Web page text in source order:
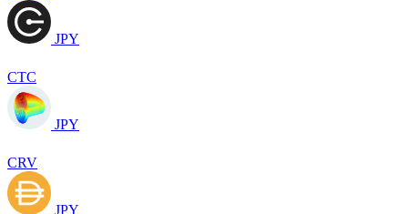
JPY
CTC
JPY
CRV
JPY